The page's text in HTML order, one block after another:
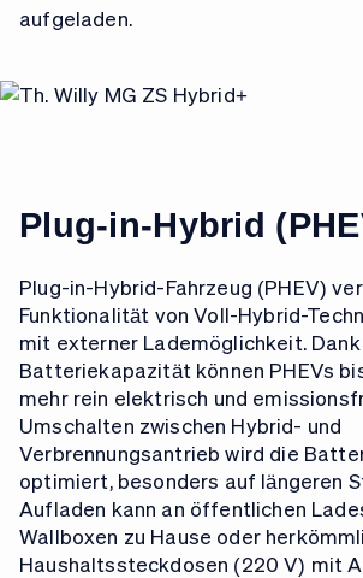
aufgeladen.
Plug-in-Hybrid
Plug-in-Hybrid-Fahrzeug (PHEV)
Funktionalität von Voll-Hybrid-
mit externer Lademöglichkeit.
Batteriekapazität können PHEVs
mehr rein elektrisch und
Umschalten zwischen Hybrid- und
Verbrennungsantrieb wird die
optimiert, besonders auf längeren
Aufladen kann an öffentlichen
Wallboxen zu Hause oder
Haushaltssteckdosen (220 V) mit